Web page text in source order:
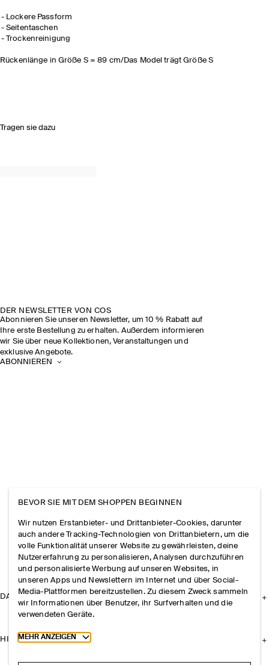
Lockere Passform
Seitentaschen
Trockenreinigung
Rückenlänge in Größe S = 89 cm/Das Model trägt Größe S
Tragen sie dazu
DER NEWSLETTER VON COS
Abonnieren Sie unseren Newsletter, um 10 % Rabatt auf
Ihre erste Bestellung zu erhalten. Außerdem informieren
wir Sie über neue Kollektionen, Veranstaltungen und
exklusive Angebote.
ABONNIEREN
DAS UNTERNEHMEN
HILFE
BEVOR SIE MIT DEM SHOPPEN BEGINNEN
Wir nutzen Erstanbieter- und Drittanbieter-Cookies, darunter
auch andere Tracking-Technologien von Drittanbietern, um die
volle Funktionalität unserer Website zu gewährleisten, deine
Nutzererfahrung zu personalisieren, Analysen durchzuführen
und personalisierte Werbung auf unseren Websites, in
unseren Apps und Newslettern im Internet und über Social-
Media-Plattformen bereitzustellen. Zu diesem Zweck sammeln
wir Informationen über Benutzer, ihr Surfverhalten und die
verwendeten Geräte.
Toggle more cookie information
MEHR ANZEIGEN